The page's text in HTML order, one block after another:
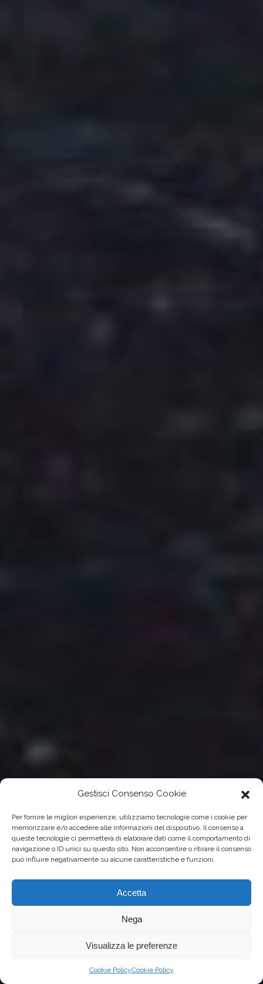
Gestisci Consenso Cookie
Per fornire le migliori esperienze, utilizziamo tecnologie come i cookie per
memorizzare e/o accedere alle informazioni del dispositivo. Il consenso a
queste tecnologie ci permetterà di elaborare dati come il comportamento di
navigazione o ID unici su questo sito. Non acconsentire o ritirare il consenso
può influire negativamente su alcune caratteristiche e funzioni.
Accetta
Nega
Visualizza le preferenze
Cookie PolicyCookie Policy